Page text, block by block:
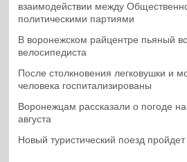
взаимодействии между
политическими партиями
В воронежском райцентре пьяный
велосипедиста
После столкновения легковушки и
человека госпитализированы
Воронежцам рассказали о погоде
августа
Новый туристический поезд